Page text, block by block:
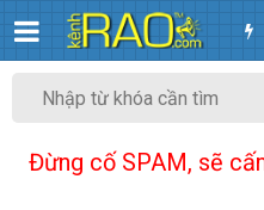
Đừng cố SPAM, sẽ